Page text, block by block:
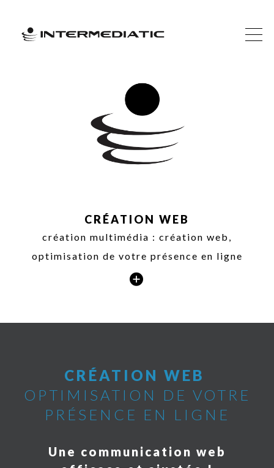
CRÉATION WEB
création multimédia : création web,
optimisation de votre présence en ligne
CRÉATION WEB
OPTIMISATION DE VOTRE
PRÉSENCE EN LIGNE
Une communication web